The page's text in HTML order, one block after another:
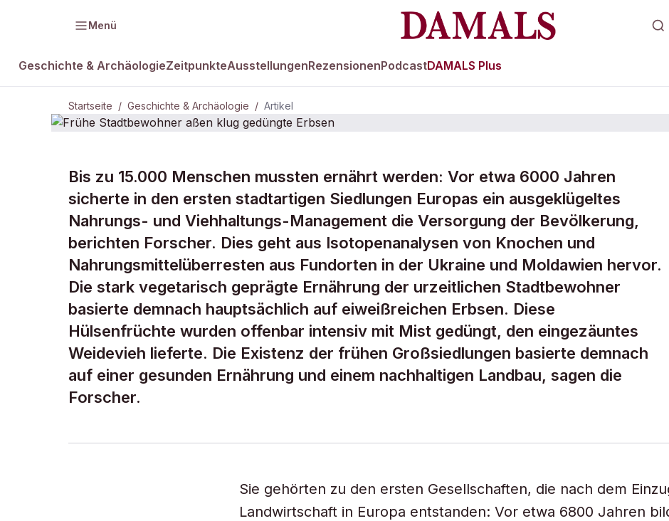
Menü
Geschichte & ArchäologieZeitpunkteAusstellungenRezensionenPodcastDAMALS Plus
Startseite / Geschichte & Archäologie / Artikel
GESCHICHTE & ARCHÄOLOGIE
Frühe Stadtbewohner aßen klug
gedüngte Erbsen
Bis zu 15.000 Menschen mussten ernährt werden: Vor etwa 6000 Jahren
sicherte in den ersten stadtartigen Siedlungen Europas ein ausgeklügeltes
Nahrungs- und Viehhaltungs-Management die Versorgung der Bevölkerung,
berichten Forscher. Dies geht aus Isotopenanalysen von Knochen und
Nahrungsmittelüberresten aus Fundorten in der Ukraine und Moldawien hervor.
Die stark vegetarisch geprägte Ernährung der urzeitlichen Stadtbewohner
basierte demnach hauptsächlich auf eiweißreichen Erbsen. Diese
Hülsenfrüchte wurden offenbar intensiv mit Mist gedüngt, den eingezäuntes
Weidevieh lieferte. Die Existenz der frühen Großsiedlungen basierte demnach
auf einer gesunden Ernährung und einem nachhaltigen Landbau, sagen die
Forscher.
Sie gehörten zu den ersten Gesellschaften, die nach dem
Landwirtschaft in Europa entstanden: Vor etwa 6800 Jahren